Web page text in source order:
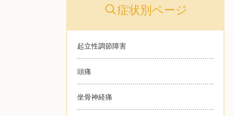
症状別ページ
起立性調節障害
頭痛
坐骨神経痛